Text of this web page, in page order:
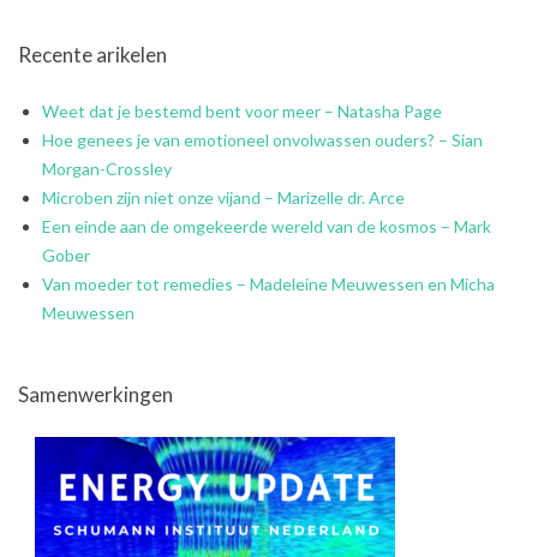
Recente arikelen
Weet dat je bestemd bent voor meer – Natasha Page
Hoe genees je van emotioneel onvolwassen ouders? – Sian
Morgan-Crossley
Microben zijn niet onze vijand – Marizelle dr. Arce
Een einde aan de omgekeerde wereld van de kosmos – Mark
Gober
Van moeder tot remedies – Madeleine Meuwessen en Micha
Meuwessen
Samenwerkingen